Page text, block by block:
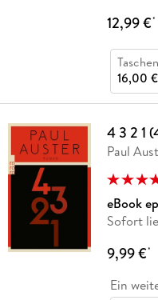
12,99 €*
16,00 €
4 3 2 1
Paul
eBook
Sofort
9,99 €*
Ein